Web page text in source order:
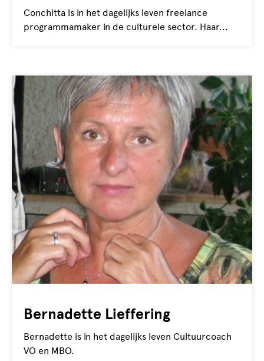
Conchitta is in het dagelijks leven freelance
programmamaker in de culturele sector. Haar...
Bernadette Lieffering
Bernadette is in het dagelijks leven Cultuurcoach
VO en MBO.